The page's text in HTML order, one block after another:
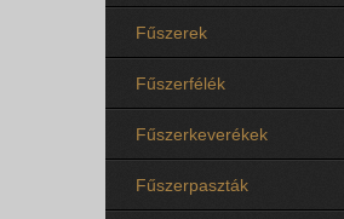
Fűszerek
Fűszerfélék
Fűszerkeverékek
Fűszerpaszták